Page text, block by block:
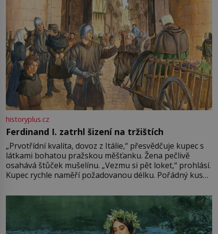
historyplus.cz
Ferdinand I. zatrhl šizení na tržištích
„Prvotřídní kvalita, dovoz z Itálie,“ přesvědčuje kupec s
látkami bohatou pražskou měšťanku. Žena pečlivě
osahává štůček mušelínu. „Vezmu si pět loket,“ prohlásí.
Kupec rychle naměří požadovanou délku. Pořádný kus
milostpaní. Stačí jenom na sukni,“ zhodnotí švadlena
množství růžového mušelínu. „Ošidili vás, podívejte.“